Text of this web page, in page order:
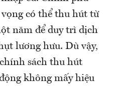
vọng có thể thu hút từ
năm để duy trì dịch
lương hưu. Dù vậy,
sách thu hút
không mấy hiệu